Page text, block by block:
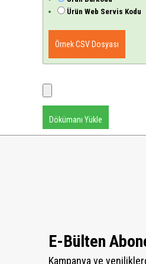
Ürün Web Servis Kodu
Örnek CSV Dosyası
Dökümanı Yükle
E-Bülten
Kampanya ve